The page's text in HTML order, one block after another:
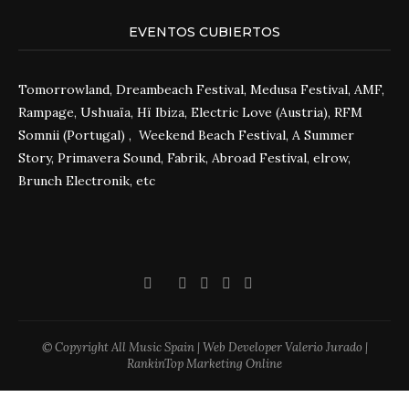
EVENTOS CUBIERTOS
Tomorrowland, Dreambeach Festival, Medusa Festival, AMF,
Rampage, Ushuaïa, Hï Ibiza, Electric Love (Austria), RFM
Somnii (Portugal) , Weekend Beach Festival, A Summer
Story, Primavera Sound, Fabrik, Abroad Festival, elrow,
Brunch Electronik, etc
© Copyright All Music Spain | Web Developer Valerio Jurado |
RankinTop Marketing Online